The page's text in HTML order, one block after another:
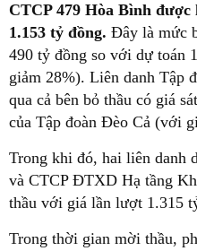
CTCP 479 Hòa Bình
1.153 tỷ đồng. Đây là mức
490 tỷ đồng so với dự toán
giảm 28%). Liên danh Tập
qua cả bên bỏ thầu có giá
của Tập đoàn Đèo Cả (với
Trong khi đó, hai liên danh
và CTCP ĐTXD Hạ tầng
thầu với giá lần lượt 1.315
Trong thời gian mời thầu,